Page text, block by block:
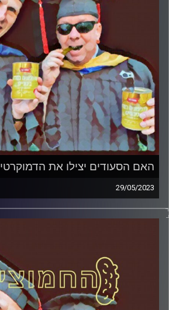
האם הסעודים יצילו את
29/05/2023
המערכת הפוליטית על ספת הפסיכולוג,
דוד ופרופסור גלעד הירשברגר.